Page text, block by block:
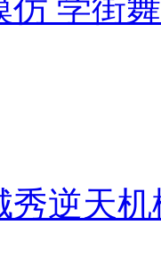
仿 学街
秀逆天机